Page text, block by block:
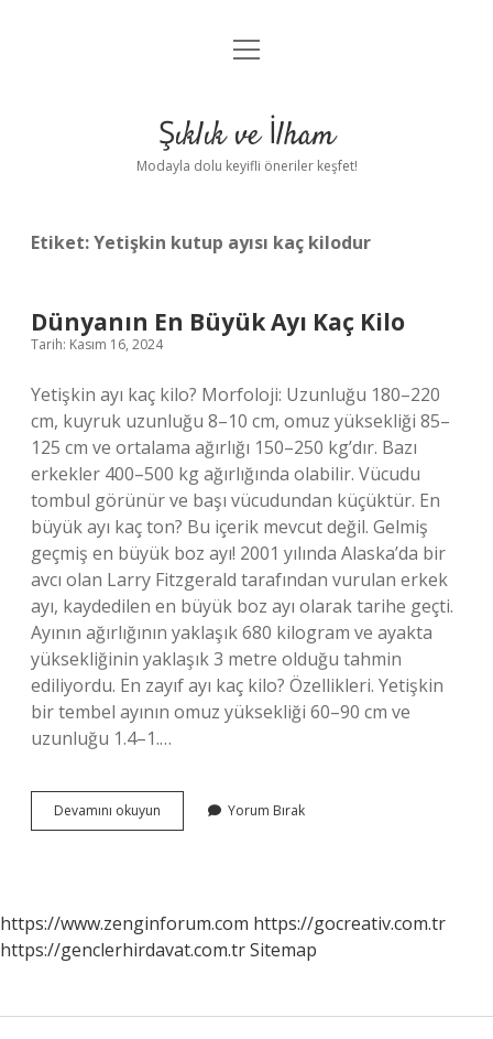
Anasayfa
Yasal Uyarı
menüyü
Şıklık ve İlham
Modayla dolu keyifli öneriler keşfet!
Etiket:Yetişkin kutup ayısı kaç kilodur
Dünyanın En Büyük Ayı Kaç Kilo
Tarih: Kasım 16, 2024
Yetişkin ayı kaç kilo? Morfoloji: Uzunluğu 180–220
cm, kuyruk uzunluğu 8–10 cm, omuz yüksekliği 85–
125 cm ve ortalama ağırlığı 150–250 kg’dır. Bazı
erkekler 400–500 kg ağırlığında olabilir. Vücudu
tombul görünür ve başı vücudundan küçüktür. En
büyük ayı kaç ton? Bu içerik mevcut değil. Gelmiş
geçmiş en büyük boz ayı! 2001 yılında Alaska’da bir
avcı olan Larry Fitzgerald tarafından vurulan erkek
ayı, kaydedilen en büyük boz ayı olarak tarihe geçti.
Ayının ağırlığının yaklaşık 680 kilogram ve ayakta
yüksekliğinin yaklaşık 3 metre olduğu tahmin
ediliyordu. En zayıf ayı kaç kilo? Özellikleri. Yetişkin
bir tembel ayının omuz yüksekliği 60–90 cm ve
uzunluğu 1.4–1.…
Devamını okuyun Dünyanın
En
Yorum Bırak
https://www.zenginforum.com https://gocreativ.com.tr
https://genclerhirdavat.com.trSitemap